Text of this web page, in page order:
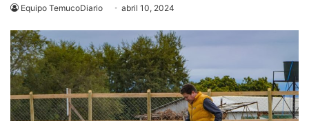
Equipo TemucoDiario abril 10, 2024